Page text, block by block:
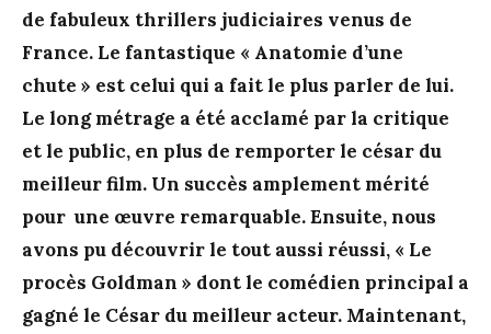
de fabuleux thrillers judiciaires venus de
France. Le fantastique « Anatomie d’une
chute » est celui qui a fait le plus parler de lui.
Le long métrage a été acclamé par la critique
et le public, en plus de remporter le césar du
meilleur film. Un succès amplement mérité
pour une œuvre remarquable. Ensuite, nous
avons pu découvrir le tout aussi réussi, « Le
procès Goldman » dont le comédien principal a
gagné le César du meilleur acteur. Maintenant,